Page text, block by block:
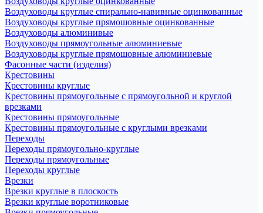
Воздуховоды круглые спирально-навивные оцинкованные
Воздуховоды круглые прямошовные оцинкованные
Воздуховоды алюминивые
Воздуховоды прямоугольные алюминиевые
Воздуховоды круглые прямошовные алюминиевые
Фасонные части (изделия)
Крестовины
Крестовины круглые
Крестовины прямоугольные с прямоугольной и круглой
врезками
Крестовины прямоугольные
Крестовины прямоугольные с круглыми врезками
Переходы
Переходы прямоугольно-круглые
Переходы прямоугольные
Переходы круглые
Врезки
Врезки круглые в плоскость
Врезки круглые воротниковые